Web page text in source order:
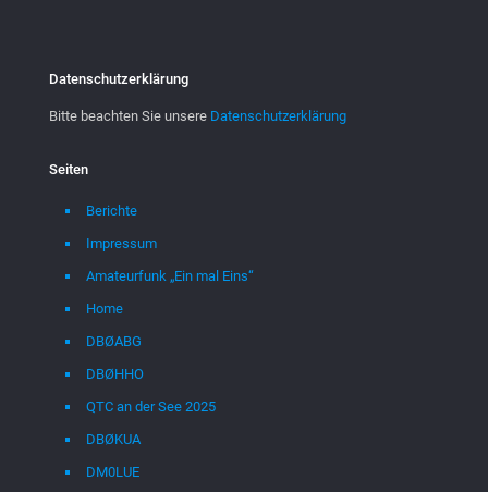
Datenschutzerklärung
Bitte beachten Sie unsere Datenschutzerklärung
Seiten
Berichte
Impressum
Amateurfunk „Ein mal Eins“
Home
DBØABG
DBØHHO
QTC an der See 2025
DBØKUA
DM0LUE